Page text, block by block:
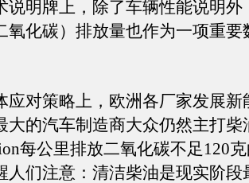
说明牌上，除了车辆性能说明外
氧化碳）排放量也作为一项重要
对策略上，欧洲各厂家发展新
大的汽车制造商大众仍然主打柴
每公里排放二氧化碳不足120
人们注意：清洁柴油是现实阶段